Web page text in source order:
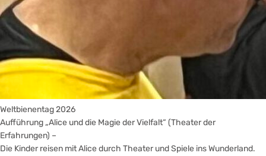
Weltbienentag 2026
Aufführung „Alice und die Magie der Vielfalt“ (Theater der
Erfahrungen) –
Die Kinder reisen mit Alice durch Theater und Spiele ins Wunderland.